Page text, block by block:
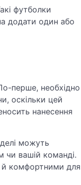
футболки
додати один або
перше, необхідно
оскільки цей
нанесення
можуть
чи вашій команді.
й комфортними для